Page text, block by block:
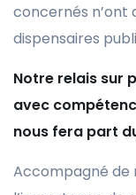
concernés n’ont
dispensaires
Notre relais sur
avec
nous fera part
Accompagné de